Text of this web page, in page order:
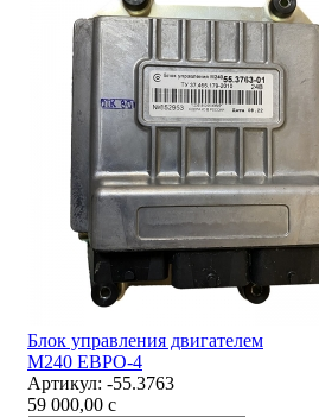
Блок управления двигателем
М240 ЕВРО-4
Артикул: -55.3763
59 000,00 c